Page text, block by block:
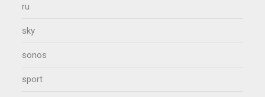
ru
sky
sonos
sport